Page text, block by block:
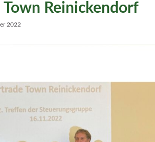
Reinickendorf
2022